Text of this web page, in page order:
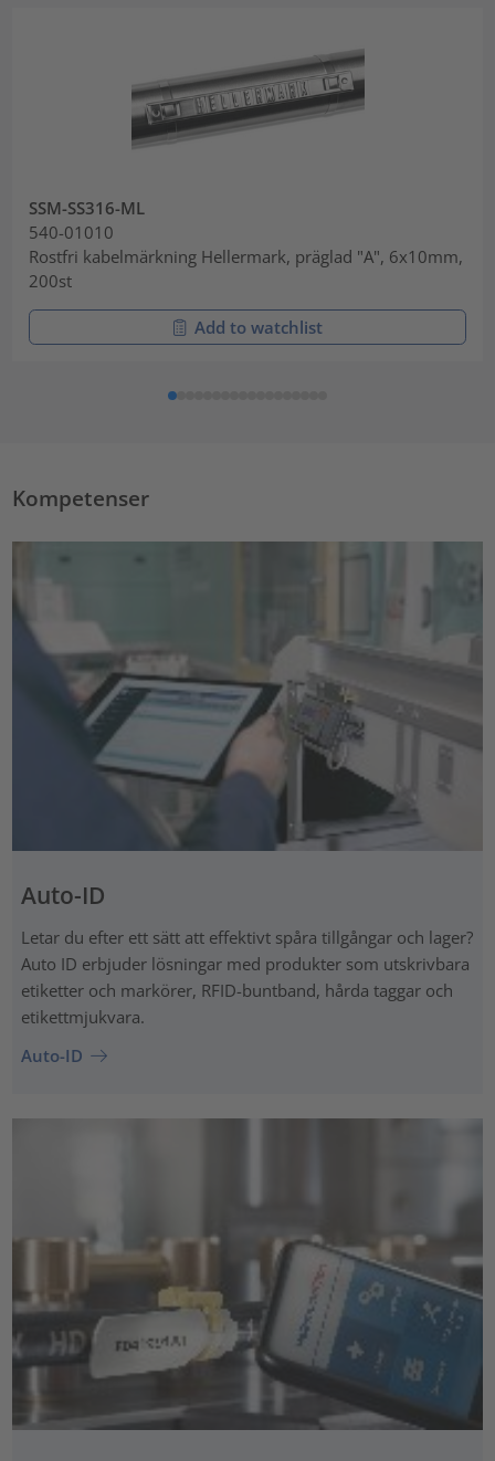
SSM-SS316-ML
540-01010
Rostfri kabelmärkning Hellermark, präglad "A", 6x10mm,
200st
Add to watchlist
Kompetenser
Auto-ID
Letar du efter ett sätt att effektivt spåra tillgångar och lager?
Auto ID erbjuder lösningar med produkter som utskrivbara
etiketter och markörer, RFID-buntband, hårda taggar och
etikettmjukvara.
Auto-ID